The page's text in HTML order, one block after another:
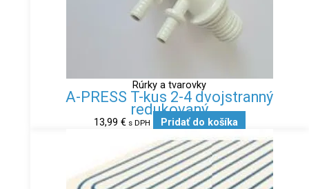
Rúrky a tvarovky
A-PRESS T-kus 2-4 dvojstranný
redukovaný
13,99 € s DPH Pridať do košíka